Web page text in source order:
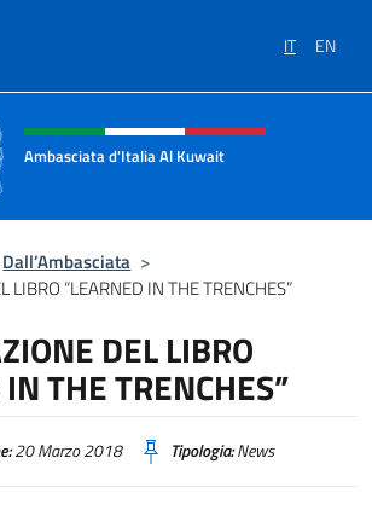
IT EN
sito, social e menù
Ambasciata d'Italia Al Kuwait
Dall’Ambasciata >
LIBRO “LEARNED IN THE TRENCHES”
DEL LIBRO
THE TRENCHES”
20 Marzo 2018 Tipologia:News